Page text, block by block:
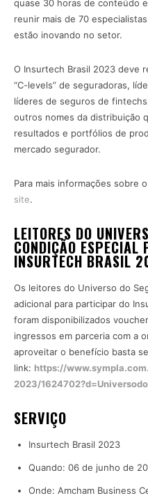
quase 30 horas de conteúdo
reunir mais de 70
estão inovando no setor.
O Insurtech Brasil 2023 deve
“C-levels” de seguradoras,
líderes de seguros de
outros nomes da distribuição
resultados e portfólios de
mercado segurador.
Para mais informações sobre
site.
LEITORES DO
CONDIÇÃO
INSURTECH BRASIL
Os leitores do Universo do
adicional para participar do
foram disponibilizados
ingressos em parceria com a
aproveitar o benefício basta
link: https://
2023/
SERVIÇO
Insurtech Brasil 2023
Quando: 06 de junho de
Onde: Amcham Business